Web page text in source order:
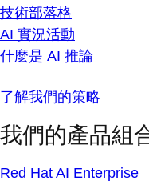
技術部落格
AI 實況活動
什麼是 AI 推論
了解我們的策略
我們的產品組
Red Hat AI Enterprise